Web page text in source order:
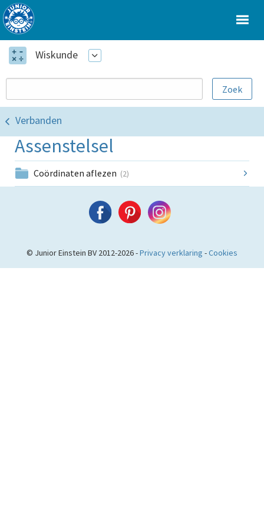
Wiskunde
Verbanden
Assenstelsel
Coördinaten aflezen (2)
© Junior Einstein BV 2012-2026 -Privacy verklaring -Cookies